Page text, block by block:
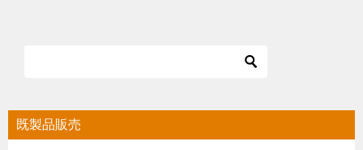
既製品販売